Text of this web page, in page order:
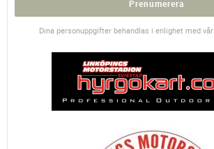
Prenumerera
Dina personuppgifter behandlas i enlighet med vår